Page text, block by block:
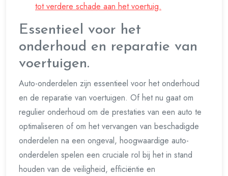
tot verdere schade aan het voertuig.
Essentieel voor het
onderhoud en reparatie van
voertuigen.
Auto-onderdelen zijn essentieel voor het onderhoud
en de reparatie van voertuigen. Of het nu gaat om
regulier onderhoud om de prestaties van een auto te
optimaliseren of om het vervangen van beschadigde
onderdelen na een ongeval, hoogwaardige auto-
onderdelen spelen een cruciale rol bij het in stand
houden van de veiligheid, efficiëntie en